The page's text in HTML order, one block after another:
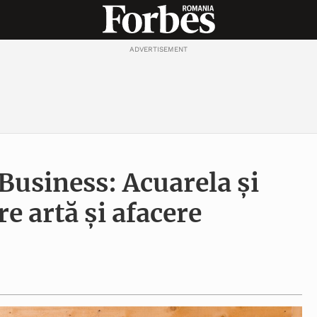
ADVERTISEMENT
Acuarela și
artă și afacere